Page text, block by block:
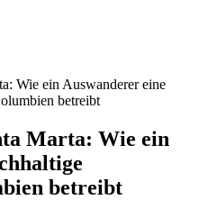
Wie ein Auswanderer eine
betreibt
Marta: Wie ein
betreibt